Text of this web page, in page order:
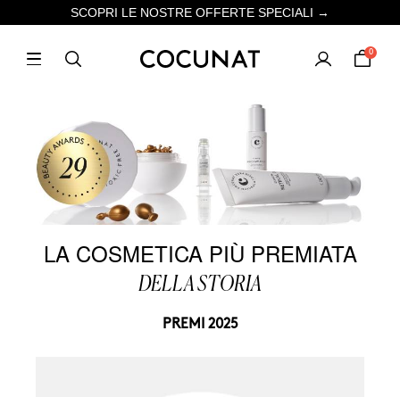
SCOPRI LE NOSTRE OFFERTE SPECIALI →
0
LA COSMETICA PIÙ PREMIATA
DELLA STORIA
PREMI 2025